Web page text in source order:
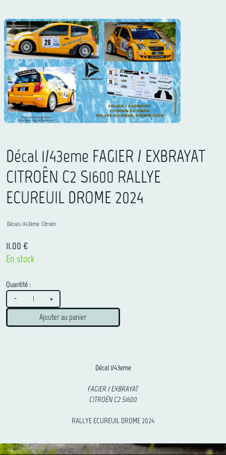
Décal 1/43eme FAGIER / EXBRAYAT
CITROÊN C2 S1600 RALLYE
ECUREUIL DROME 2024
Décals 1/43ème Citroën
11.00 €
En stock
Quantité :
- +
Ajouter au panier
Décal 1/43eme
FAGIER / EXBRAYAT
CITROËN C2 S1600
RALLYE ECUREUIL DROME 2024